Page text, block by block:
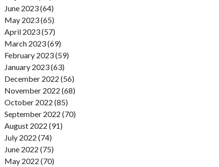
June 2023 (64)
May 2023 (65)
April 2023 (57)
March 2023 (69)
February 2023 (59)
January 2023 (63)
December 2022 (56)
November 2022 (68)
October 2022 (85)
September 2022 (70)
August 2022 (91)
July 2022 (74)
June 2022 (75)
May 2022 (70)